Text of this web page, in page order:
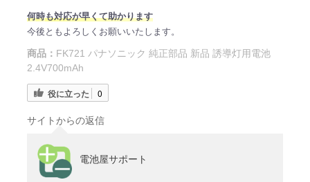
何時も対応が早くて助かります
今後ともよろしくお願いいたします。
商品： FK721 パナソニック 純正部品 新品 誘導灯用電池
2.4V700mAh
役に立った 0
サイトからの返信
電池屋サポート